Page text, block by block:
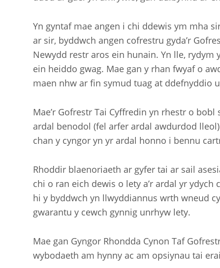
Yn gyntaf mae angen i chi ddewis ym mha
ar sir, byddwch angen cofrestru gyda’r
Newydd restr aros ein hunain. Yn lle,
ein heiddo gwag. Mae gan y rhan fwyaf o
maen nhw ar fin symud tuag at ddefnyddio
Mae’r Gofrestr Tai Cyffredin yn rhestr o
ardal benodol (fel arfer ardal awdurdod
chan y cyngor yn yr ardal honno i bennu
Rhoddir blaenoriaeth ar gyfer tai ar sail
chi o ran eich dewis o lety a’r ardal yr
hi y byddwch yn llwyddiannus wrth wneud
gwarantu y cewch gynnig unrhyw lety.
Mae gan Gyngor Rhondda Cynon Taf
wybodaeth am hynny ac am opsiynau tai